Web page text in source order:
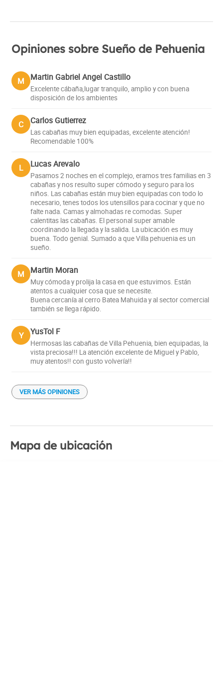
Opiniones sobre Sueño de Pehuenia
M Martin Gabriel Angel Castillo
Excelente cábaña,lugar tranquilo, amplio y con buena
disposición de los ambientes
C Carlos Gutierrez
Las cabañas muy bien equipadas, excelente atención!
Recomendable 100%
L Lucas Arevalo
Pasamos 2 noches en el complejo, eramos tres familias en 3
cabañas y nos resulto super cómodo y seguro para los
niños. Las cabañas están muy bien equipadas con todo lo
necesario, tenes todos los utensillos para cocinar y que no
falte nada. Camas y almohadas re comodas. Super
calentitas las cabañas. El personal super amable
coordinando la llegada y la salida. La ubicación es muy
buena. Todo genial. Sumado a que Villa pehuenia es un
sueño.
M Martin Moran
Muy cómoda y prolija la casa en que estuvimos. Están
atentos a cualquier cosa que se necesite.
Buena cercanía al cerro Batea Mahuida y al sector comercial
también se llega rápido.
Y YusTol F
Hermosas las cabañas de Villa Pehuenia, bien equipadas, la
vista preciosa!!! La atención excelente de Miguel y Pablo,
muy atentos!! con gusto volvería!!
VER MÁS OPINIONES
Mapa de ubicación